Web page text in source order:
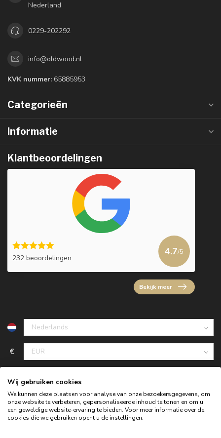
Nederland
0229-202292
info@oldwood.nl
KVK nummer: 65885953
Categorieën
Informatie
Klantbeoordelingen
232 beoordelingen
4.7/5
Bekijk meer
€
Wij gebruiken cookies
We kunnen deze plaatsen voor analyse van onze bezoekersgegevens, om
onze website te verbeteren, gepersonaliseerde inhoud te tonen en om u
een geweldige website-ervaring te bieden. Voor meer informatie over de
cookies die we gebruiken opent u de instellingen.